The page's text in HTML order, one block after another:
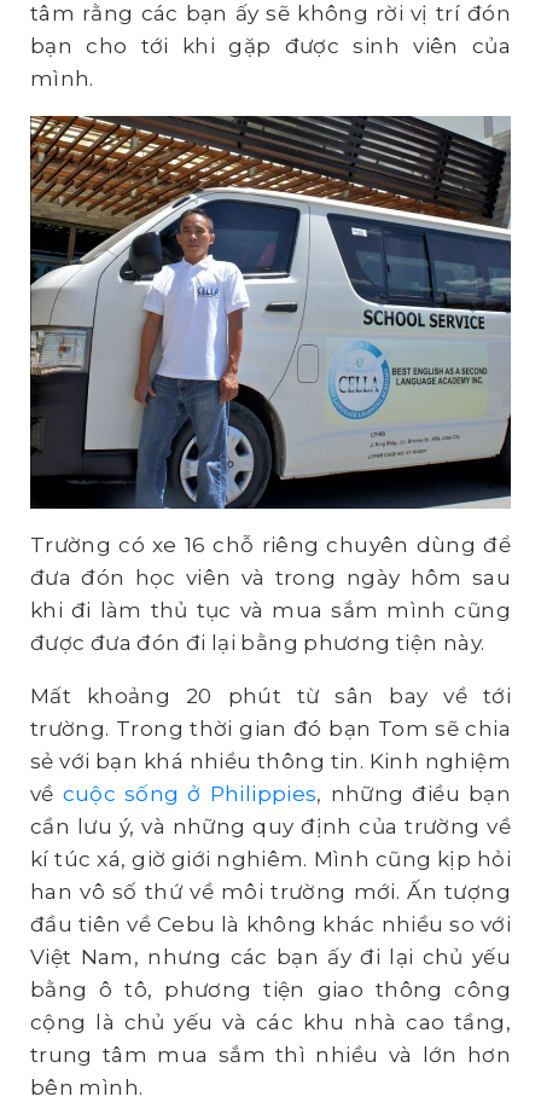
tâm rằng các bạn ấy sẽ không rời vị trí đón
bạn cho tới khi gặp được sinh viên của
mình.
Trường có xe 16 chỗ riêng chuyên dùng để
đưa đón học viên và trong ngày hôm sau
khi đi làm thủ tục và mua sắm mình cũng
được đưa đón đi lại bằng phương tiện này.
Mất khoảng 20 phút từ sân bay về tới
trường. Trong thời gian đó bạn Tom sẽ chia
sẻ với bạn khá nhiều thông tin. Kinh nghiệm
về cuộc sống ở Philippies, những điều bạn
cần lưu ý, và những quy định của trường về
kí túc xá, giờ giới nghiêm. Mình cũng kịp hỏi
han vô số thứ về môi trường mới. Ấn tượng
đầu tiên về Cebu là không khác nhiều so với
Việt Nam, nhưng các bạn ấy đi lại chủ yếu
bằng ô tô, phương tiện giao thông công
cộng là chủ yếu và các khu nhà cao tầng,
trung tâm mua sắm thì nhiều và lớn hơn
bên mình.